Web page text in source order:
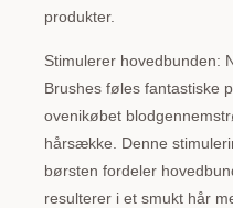
produkter.
Stimulerer hovedbunden:
Brushes føles fantastiske
ovenikøbet
hårsække. Denne
børsten fordeler
resulterer i et smukt hår